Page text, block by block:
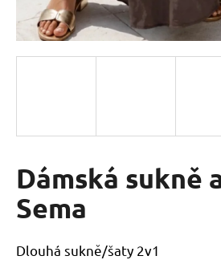
Dámská sukně
Sema
Dlouhá sukně/šaty 2v1
o
o
r
u
č
u
j